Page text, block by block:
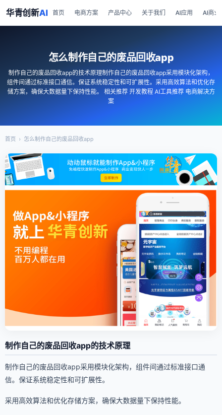
华青创新AI 首页 电商方案 产品中心 关于我们 AI应用 AI商业
怎么制作自己的废品回收app
制作自己的废品回收app的技术原理制作自己的废品回收app采用模块化架构，
组件间通过标准接口通信。保证系统稳定性和可扩展性。采用高效算法和优化存
储方案，确保大数据量下保持性能。 相关推荐 开发教程 AI工具推荐 电商解决方
案
首页 › 怎么制作自己的废品回收app
制作自己的废品回收app的技术原理
制作自己的废品回收app采用模块化架构，组件间通过标准接口通
信。保证系统稳定性和可扩展性。
采用高效算法和优化存储方案，确保大数据量下保持性能。